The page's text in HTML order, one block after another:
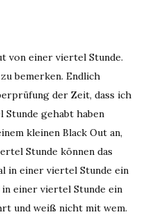
von einer viertel Stunde.
bemerken. Endlich
der Zeit, dass ich
gehabt haben
kleinen Black Out an,
Stunde können das
in einer viertel Stunde ein
einer viertel Stunde ein
und weiß nicht mit wem.